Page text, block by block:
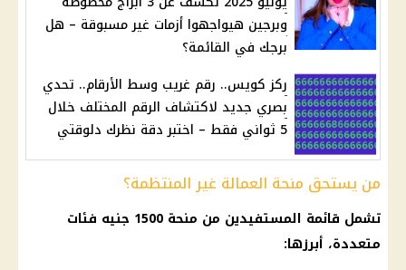
وبرجين هيواجهوا أزمات غير مسبوقة – هل
برجك في القائمة؟
ركز كويس.. رقم غريب وسط الأرقام.. تحدي
بصري جديد لاكتشاف الرقم المختلف خلال
5 ثواني فقط – اختبر دقة نظرك دلوقتي
من يستحق منحة العمالة غير المنتظمة؟
تشمل قائمة المستفيدين من منحة 1500 جنيه فئات
متعددة، أبرزها: